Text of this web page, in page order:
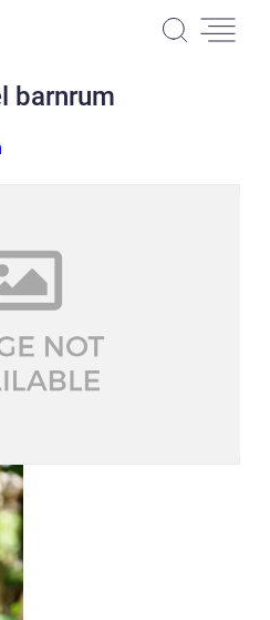
barnrum